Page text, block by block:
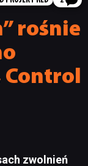
rośnie
Control
zwolnień